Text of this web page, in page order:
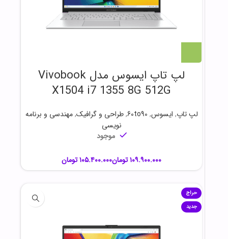
لپ تاپ ایسوس مدل Vivobook
X1504 i7 1355 8G 512G
لپ تاپ, ایسوس,
60to90
,طراحی و گرافیک,مهندسی و برنامه
نویسی
موجود
تومان تومان
حراج
جدید